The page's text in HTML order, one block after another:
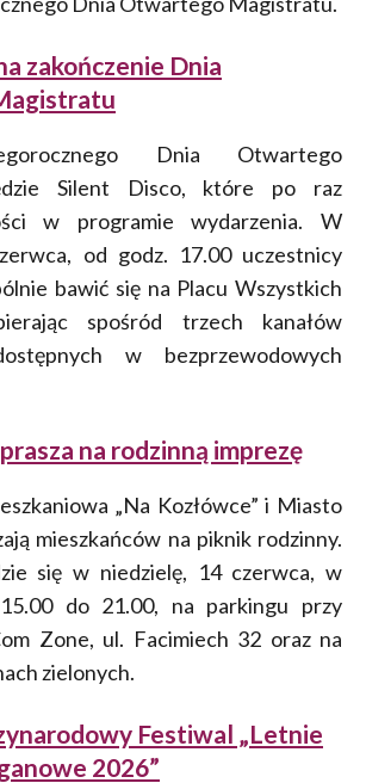
zakończenie Dnia
Dnia Otwartego
Silent Disco, które po raz
w programie wydarzenia. W
od godz. 17.00 uczestnicy
bawić się na Placu Wszystkich
spośród trzech kanałów
w bezprzewodowych
na rodzinną imprezę
„Na Kozłówce” i Miasto
mieszkańców na piknik rodzinny.
się w niedzielę, 14 czerwca, w
do 21.00, na parkingu przy
Zone, ul. Facimiech 32 oraz na
zielonych.
Festiwal „Letnie
2026”